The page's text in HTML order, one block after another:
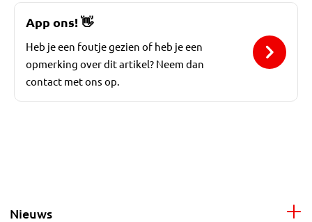
App ons!👋
Heb je een foutje gezien of heb je een
opmerking over dit artikel? Neem dan
contact met ons op.
Nieuws